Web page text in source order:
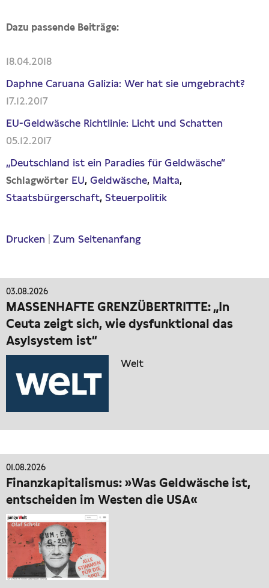
Dazu passende Beiträge:
18.04.2018
Daphne Caruana Galizia: Wer hat sie umgebracht?
17.12.2017
EU-Geldwäsche Richtlinie: Licht und Schatten
05.12.2017
„Deutschland ist ein Paradies für Geldwäsche“
Schlagwörter EU Geldwäsche Malta
Staatsbürgerschaft Steuerpolitik
Drucken Zum Seitenanfang
03.08.2026
MASSENHAFTE GRENZÜBERTRITTE: „In
Ceuta zeigt sich, wie dysfunktional das
Asylsystem ist“
Welt
01.08.2026
Finanzkapitalismus: »Was Geldwäsche ist,
entscheiden im Westen die USA«